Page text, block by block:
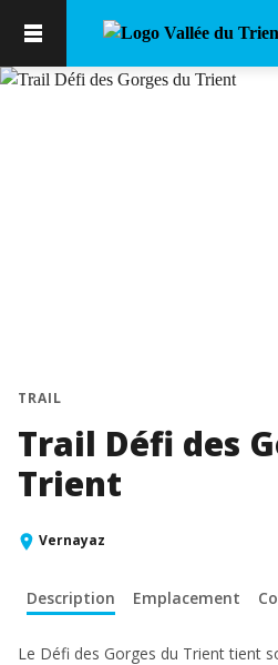
TRAIL
Trail Défi des
Trient
Vernayaz
Description Emplacement
Le Défi des Gorges du Trient tient